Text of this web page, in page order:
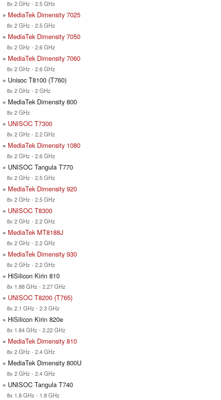
8x 2 GHz - 2.5 GHz
» MediaTek Dimensity 7025
8x 2 GHz - 2.5 GHz
» MediaTek Dimensity 7050
8x 2 GHz - 2.6 GHz
» MediaTek Dimensity 7060
8x 2 GHz - 2.6 GHz
» Unisoc T8100 (T760)
8x 2 GHz - 2 GHz
» MediaTek Dimensity 800
8x 2 GHz
» UNISOC T7300
8x 2 GHz - 2.2 GHz
» MediaTek Dimensity 1080
8x 2 GHz - 2.6 GHz
» UNISOC Tangula T770
8x 2 GHz - 2.5 GHz
» MediaTek Dimensity 920
8x 2 GHz - 2.5 GHz
» UNISOC T8300
8x 2 GHz - 2.2 GHz
» MediaTek MT8188J
8x 2 GHz - 2.2 GHz
» MediaTek Dimensity 930
8x 2 GHz - 2.2 GHz
» HiSilicon Kirin 810
8x 1.88 GHz - 2.27 GHz
» UNISOC T8200 (T765)
8x 2.1 GHz - 2.3 GHz
» HiSilicon Kirin 820e
8x 1.84 GHz - 2.22 GHz
» MediaTek Dimensity 810
8x 2 GHz - 2.4 GHz
» MediaTek Dimensity 800U
8x 2 GHz - 2.4 GHz
» UNISOC Tangula T740
8x 1.8 GHz - 1.8 GHz